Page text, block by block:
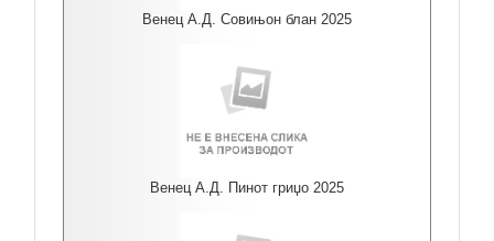
Венец А.Д. Совињон блан 2025
Венец А.Д. Пинот гриџо 2025